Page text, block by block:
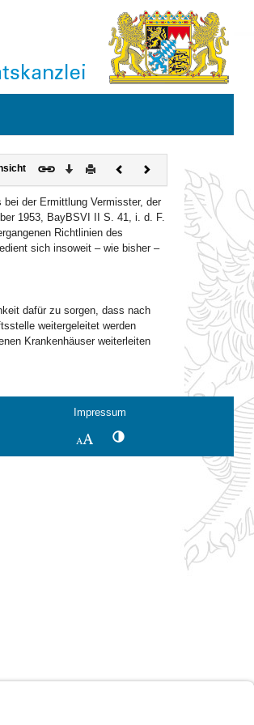
Download
DruckenVorherigesNächstes
Dokument
der Ermittlung Vermisster, der
1953, BayBSVI II S. 41, i. d. F.
Richtlinien des
sich insoweit – wie bisher –
dafür zu sorgen, dass nach
weitergeleitet werden
Krankenhäuser weiterleiten
Impressum
SchriftgrößeKontrastwechsel